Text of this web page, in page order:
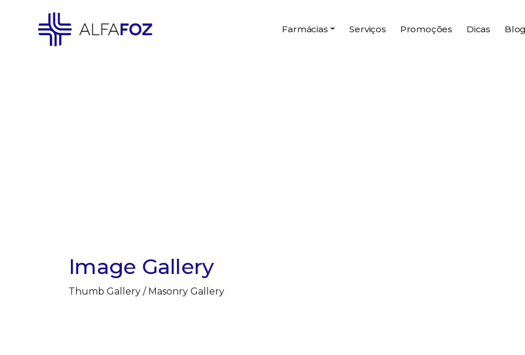
Farmácias Serviços Promoções Dicas
Image Gallery
Thumb Gallery / Masonry Gallery